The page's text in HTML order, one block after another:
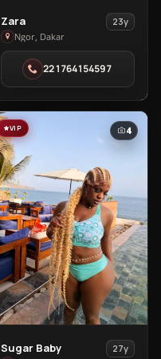
View
Zara
in
Ngor
Zara
23y
Ngor, Dakar
221764154597
VIP 4
View
Sugar Baby
27y